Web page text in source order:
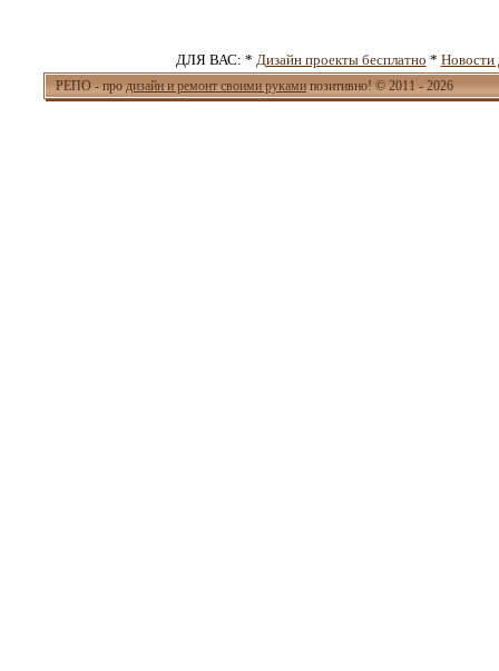
ДЛЯ ВАС: * Дизайн проекты бесплатно * Новости
РЕПО - про дизайн и ремонт своими руками позитивно! © 2011 - 2026